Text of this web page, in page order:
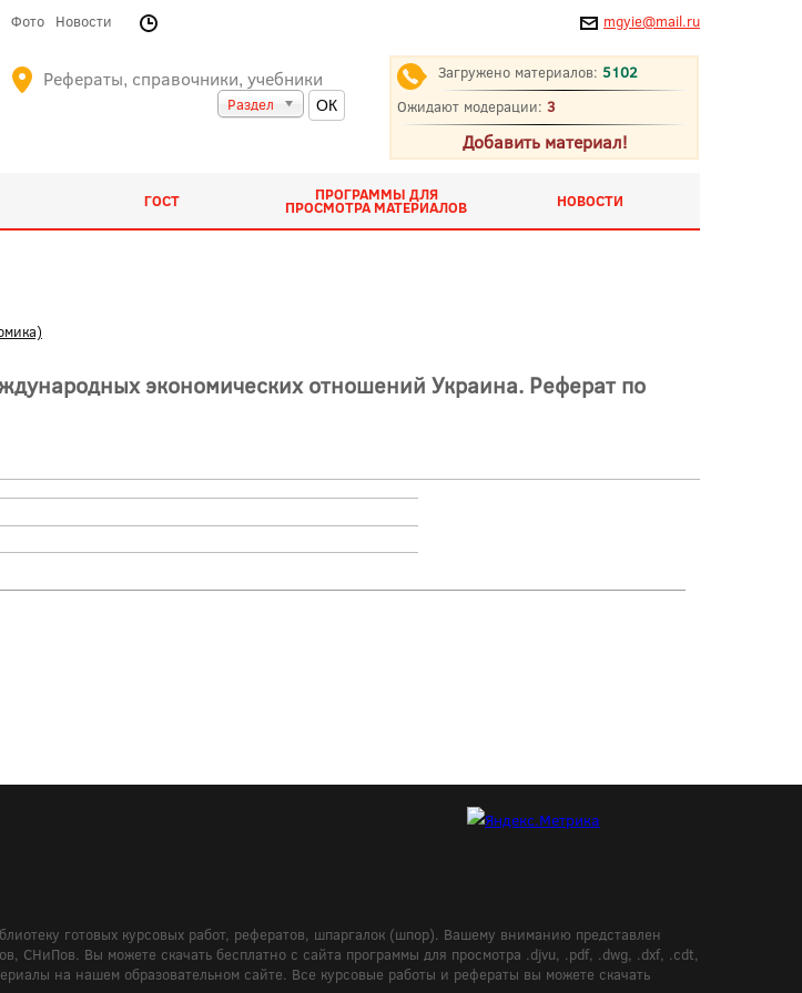
Фото Новости mgyie@mail.ru
Рефераты, справочники, учебники
Раздел
Загружено материалов: 5102
Ожидают модерации: 3
Добавить материал!
ГОСТ ПРОГРАММЫ ДЛЯ
ПРОСМОТРА МАТЕРИАЛОВ НОВОСТИ
экономических отношений Украина. Реферат по
готовых курсовых работ, рефератов, шпаргалок (шпор). Вашему вниманию представлен
СНиПов. Вы можете скачать бесплатно с сайта программы для просмотра .djvu, .pdf, .dwg, .dxf, .cdt,
на нашем образовательном сайте. Все курсовые работы и рефераты вы можете скачать